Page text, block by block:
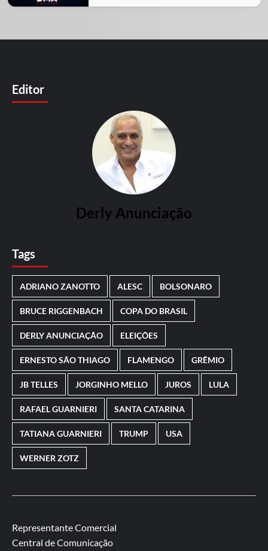
Editor
Derly Anunciação
Tags
ADRIANO ZANOTTO ALESC BOLSONARO
BRUCE RIGGENBACH COPA DO BRASIL
DERLY ANUNCIAÇÃO ELEIÇÕES
ERNESTO SÃO THIAGO FLAMENGO GRÊMIO
JB TELLES JORGINHO MELLO JUROS LULA
RAFAEL GUARNIERI SANTA CATARINA
TATIANA GUARNIERI TRUMP USA
WERNER ZOTZ
Representante Comercial
Central de Comunicação